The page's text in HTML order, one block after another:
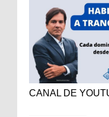
CANAL DE